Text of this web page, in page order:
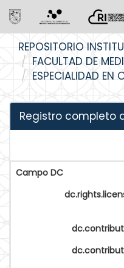
navigation
REPOSITORIO
FACULTAD DE
ESPECIALIDAD EN
Registro completo
Campo DC